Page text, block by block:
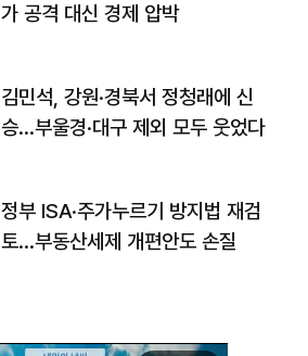
가 공격 대신 경제 압박
김민석, 강원·경북서 정청래에 신
승…부울경·대구 제외 모두 웃었다
정부 ISA·주가누르기 방지법 재검
토…부동산세제 개편안도 손질